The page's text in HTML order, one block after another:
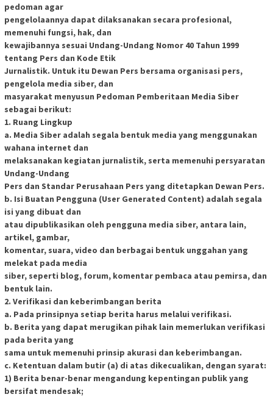
pedoman agar
pengelolaannya dapat dilaksanakan secara profesional,
memenuhi fungsi, hak, dan
kewajibannya sesuai Undang-Undang Nomor 40 Tahun 1999
tentang Pers dan Kode Etik
Jurnalistik. Untuk itu Dewan Pers bersama organisasi pers,
pengelola media siber, dan
masyarakat menyusun Pedoman Pemberitaan Media Siber
sebagai berikut:
1. Ruang Lingkup
a. Media Siber adalah segala bentuk media yang menggunakan
wahana internet dan
melaksanakan kegiatan jurnalistik, serta memenuhi persyaratan
Undang-Undang
Pers dan Standar Perusahaan Pers yang ditetapkan Dewan Pers.
b. Isi Buatan Pengguna (User Generated Content) adalah segala
isi yang dibuat dan
atau dipublikasikan oleh pengguna media siber, antara lain,
artikel, gambar,
komentar, suara, video dan berbagai bentuk unggahan yang
melekat pada media
siber, seperti blog, forum, komentar pembaca atau pemirsa, dan
bentuk lain.
2. Verifikasi dan keberimbangan berita
a. Pada prinsipnya setiap berita harus melalui verifikasi.
b. Berita yang dapat merugikan pihak lain memerlukan verifikasi
pada berita yang
sama untuk memenuhi prinsip akurasi dan keberimbangan.
c. Ketentuan dalam butir (a) di atas dikecualikan, dengan syarat:
1) Berita benar-benar mengandung kepentingan publik yang
bersifat mendesak;